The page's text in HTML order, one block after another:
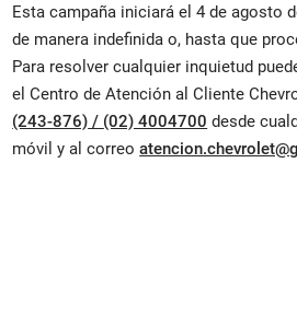
Esta campaña iniciará el 4 de agosto
de manera indefinida o, hasta que
Para resolver cualquier inquietud
el Centro de Atención al Cliente
(243-876) / (02) 4004700 desde
móvil y al correo